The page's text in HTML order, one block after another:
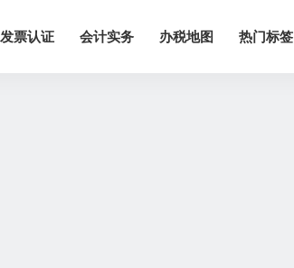
发票认证 会计实务 办税地图 热门标签